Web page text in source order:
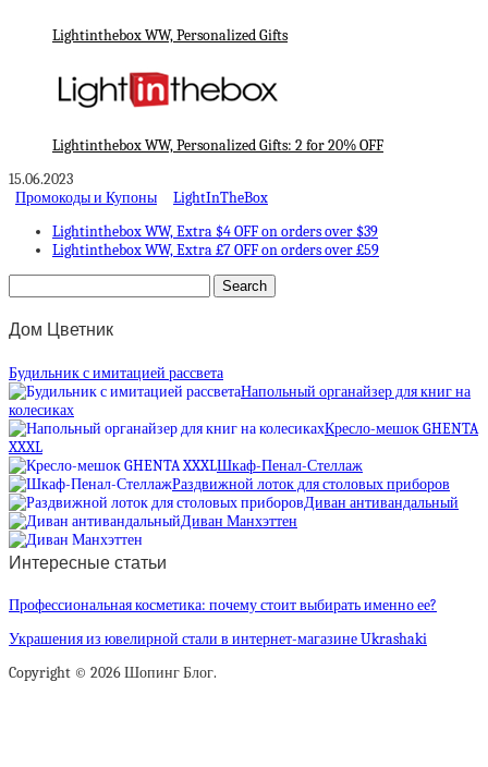
Lightinthebox WW, Personalized Gifts
Lightinthebox WW, Personalized Gifts: 2 for 20% OFF
15.06.2023
Промокоды и Купоны
LightInTheBox
Lightinthebox WW, Extra $4 OFF on orders over $39
Lightinthebox WW, Extra £7 OFF on orders over £59
Дом Цветник
Будильник с имитацией рассвета
Напольный органайзер для книг на
колесиках
Кресло-мешок GHENTA
XXXL
Шкаф-Пенал-Стеллаж
Раздвижной лоток для столовых приборов
Диван антивандальный
Диван Манхэттен
Интересные статьи
Профессиональная косметика: почему стоит выбирать именно ее?
Украшения из ювелирной стали в интернет-магазине Ukrashaki
Copyright © 2026 Шопинг Блог.